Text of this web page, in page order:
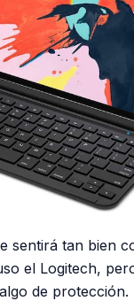
sentirá tan bien
el Logitech,
de protección.